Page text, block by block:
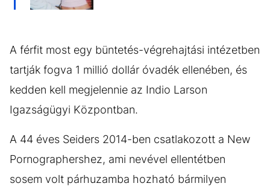
A férfit most egy büntetés-végrehajtási intézetben
tartják fogva 1 millió dollár óvadék ellenében, és
kedden kell megjelennie az Indio Larson
Igazságügyi Központban.
A 44 éves Seiders 2014-ben csatlakozott a New
Pornographershez, ami nevével ellentétben
sosem volt párhuzamba hozható bármilyen